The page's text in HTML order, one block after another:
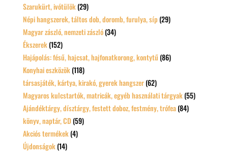
Szarukürt, ivótülök (29)
Népi hangszerek, táltos dob, doromb, furulya, síp (29)
Magyar zászló, nemzeti zászló (34)
Ékszerek (152)
Hajápolás: fésű, hajcsat, hajfonatkorong, kontytű (86)
Konyhai eszközök (118)
társasjáték, kártya, kirakó, gyerek hangszer (62)
Magyaros kulcstartók, matricák, egyéb használati tárgyak (55)
Ajándéktárgy, dísztárgy, festett doboz, festmény, trófea (84)
könyv, naptár, CD (59)
Akciós termékek (4)
Újdonságok (14)